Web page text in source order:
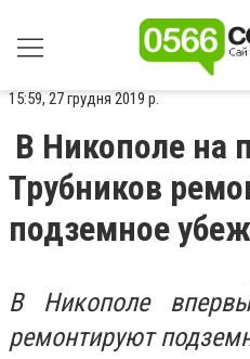
15:59, 27 грудня 2019 р.
В Никополе на
Трубников
подземное
В Никополе
ремонтируют